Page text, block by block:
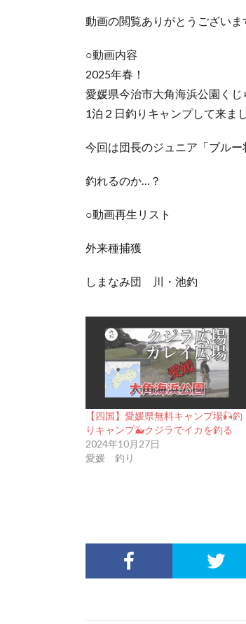
動画の閲覧ありがとうございま
○動画内容
2025年春！
愛媛県今治市大角海浜公園く
1泊２日釣りキャンプして来ま
今回は団長のジュニア「ブル
釣れるのか…？
○動画再生リスト
外来種捕獲
しまなみ団 川・池釣
【四国】愛媛県無料キャンプ場🎣釣
りキャンプ🐳クジラでイカを釣る
2024年10月27日
愛媛 釣り